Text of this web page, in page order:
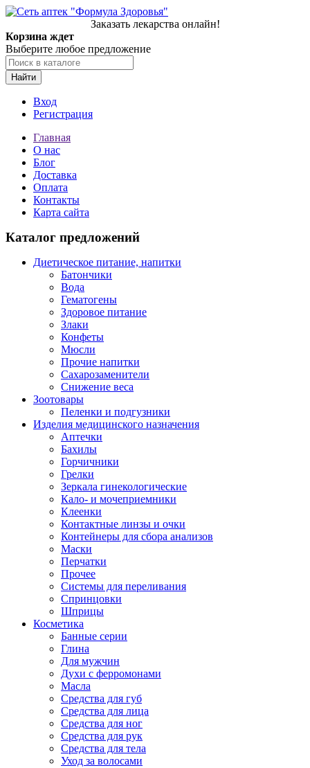
Заказать лекарства онлайн!
Корзина ждет
Выберите любое предложение
Найти
Вход
Регистрация
Главная
О нас
Блог
Доставка
Оплата
Контакты
Карта сайта
Каталог предложений
Диетическое питание, напитки
Батончики
Вода
Гематогены
Здоровое питание
Злаки
Конфеты
Мюсли
Прочие напитки
Сахарозаменители
Снижение веса
Зоотовары
Пеленки и подгузники
Изделия медицинского назначения
Аптечки
Бахилы
Горчичники
Грелки
Зеркала гинекологические
Кало- и мочеприемники
Клеенки
Контактные линзы и очки
Контейнеры для сбора анализов
Маски
Перчатки
Прочее
Системы для переливания
Спринцовки
Шприцы
Косметика
Банные серии
Глина
Для мужчин
Духи с ферромонами
Масла
Средства для губ
Средства для лица
Средства для ног
Средства для рук
Средства для тела
Уход за волосами